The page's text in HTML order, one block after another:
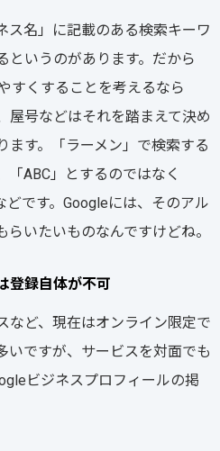
ス名」に記載のある検索キーワ
というのがあります。だから
すくすることを考えるなら
屋号などはそれを踏まえて決め
ます。「ラーメン」で検索する
「ABC」とするのではなく
どです。Googleには、そのアル
いたいものなんですけどね。
登録自体が不可
など、現在はオンライン限定で
いですが、サービスを対面でも
ビジネスプロフィールの掲